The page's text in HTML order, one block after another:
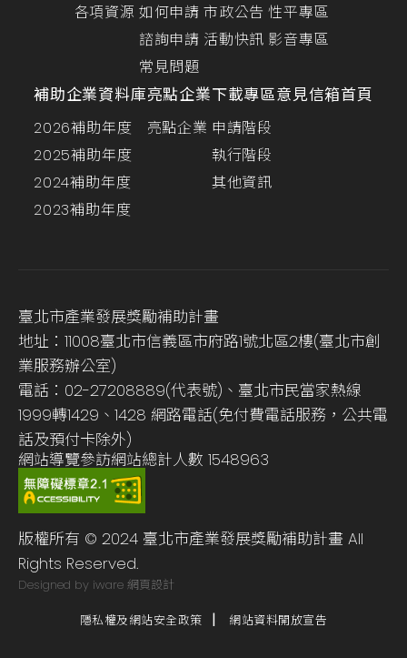
各項資源 如何申請
諮詢申請
常見問題
市政公告
活動快訊
性平專區
影音專區
補助企業資料庫
2026補助年度
2025補助年度
2024補助年度
2023補助年度
亮點企業
亮點企業
下載專區
申請階段
執行階段
其他資訊
意見信箱首頁
臺北市產業發展獎勵補助計畫
地址：11008臺北市信義區市府路1號北區2樓(臺北市創
業服務辦公室)
電話：02-27208889(代表號)、臺北市民當家熱線
1999轉1429、1428 網路電話(免付費電話服務，公共電
話及預付卡除外)
網站導覽參訪網站總計人數 1548963
版權所有 © 2024 臺北市產業發展獎勵補助計畫 All
Rights Reserved.
Designed by iware 網頁設計
隱私權及網站安全政策 網站資料開放宣告